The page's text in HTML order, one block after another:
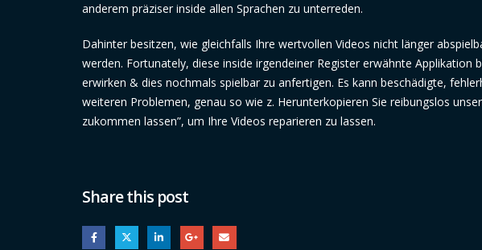
anderem präziser inside allen Sprachen zu unterreden.
Dahinter besitzen, wie gleichfalls Ihre wertvollen Videos nicht länger
werden. Fortunately, diese inside irgendeiner Register erwähnte Applikation
erwirken & dies nochmals spielbar zu anfertigen. Es kann beschädigte,
weiteren Problemen, genau so wie z. Herunterkopieren Sie reibungslos
zukommen lassen”, um Ihre Videos reparieren zu lassen.
Share this post